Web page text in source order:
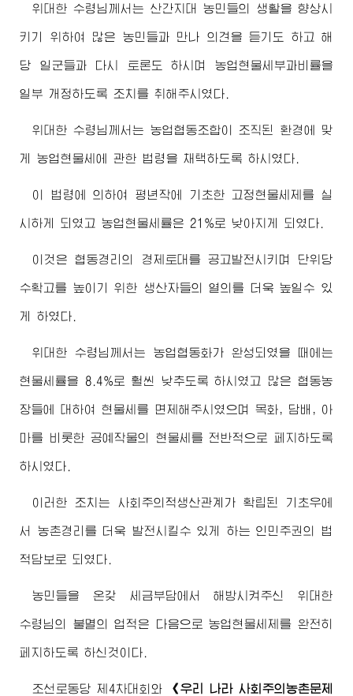
위대한 수령님께서는 산간지대 농민들의 생활을 향상시
키기 위하여 많은 농민들과 만나 의견을 듣기도 하고 해
당 일군들과 다시 토론도 하시며 농업현물세부과비률을
일부 개정하도록 조치를 취해주시였다.
위대한 수령님께서는 농업협동조합이 조직된 환경에 맞
게 농업현물세에 관한 법령을 채택하도록 하시였다.
이 법령에 의하여 평년작에 기초한 고정현물세제를 실
시하게 되였고 농업현물세률은 21%로 낮아지게 되였다.
이것은 협동경리의 경제토대를 공고발전시키며 단위당
수확고를 높이기 위한 생산자들의 열의를 더욱 높일수 있
게 하였다.
위대한 수령님께서는 농업협동화가 완성되였을 때에는
현물세률을 8.4%로 훨씬 낮추도록 하시였고 많은 협동농
장들에 대하여 현물세를 면제해주시였으며 목화, 담배, 아
마를 비롯한 공예작물의 현물세를 전반적으로 페지하도록
하시였다.
이러한 조치는 사회주의적생산관계가 확립된 기초우에
서 농촌경리를 더욱 발전시킬수 있게 하는 인민주권의 법
적담보로 되였다.
농민들을 온갖 세금부담에서 해방시켜주신 위대한
수령님 의 불멸의 업적은 다음으로 농업현물세제를 완전히
페지하도록 하신것이다.
조선로동당 제4차대회와 《우리 나라 사회주의농촌문제